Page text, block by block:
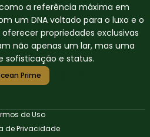
a referência máxima em
um DNA voltado para o luxo e o
propriedades exclusivas
não apenas um lar, mas uma
sofisticação e status.
Prime
de Uso
de Privacidade